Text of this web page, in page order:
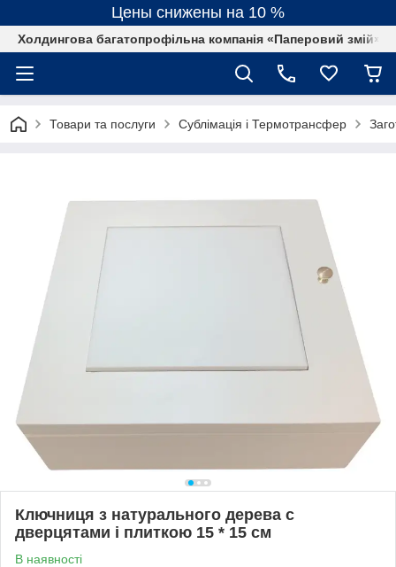
Цены снижены на 10 %
Холдингова багатопрофільна компанія «Паперовий змій»
Товари та послуги Сублімація і Термотрансфер
Ключниця з натурального дерева c
дверцятами і плиткою 15 * 15 см
В наявності